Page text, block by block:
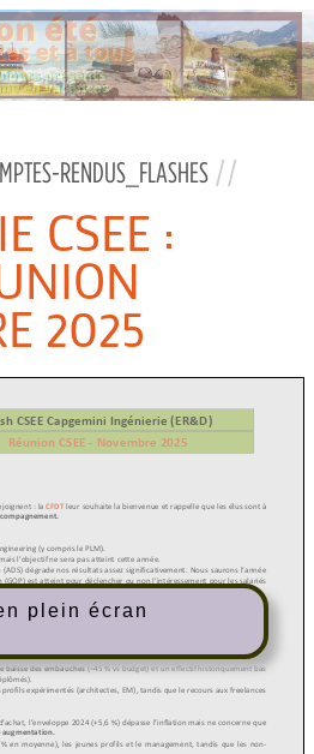
RENDUS_FLASHES //
CSEE :
2025
plein écran